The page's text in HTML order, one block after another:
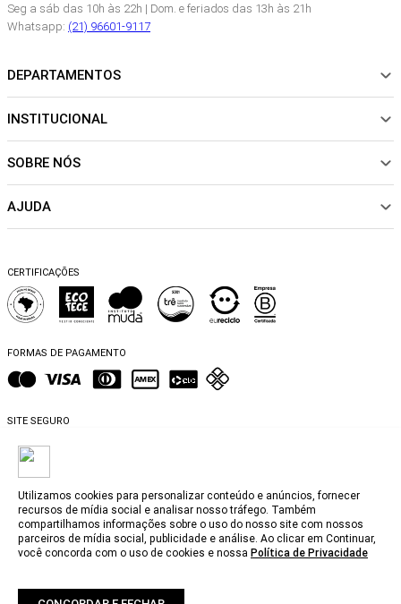
Utilizamos cookies para personalizar conteúdo e anúncios, fornecer
recursos de mídia social e analisar nosso tráfego. Também
compartilhamos informações sobre o uso do nosso site com nossos
parceiros de mídia social, publicidade e análise. Ao clicar em Continuar,
você concorda com o uso de cookies e nossa Política de Privacidade
Seg a sáb das 10h às 22h | Dom. e feriados das 13h às 21h
Whatsapp: (21) 96601-9117
DEPARTAMENTOS
NOVIDADES
CALÇADOS
SALE
INSTITUCIONAL
Sobre Nós
Sustentabilidade
Trocas e Devoluções
Perguntas Frequentes
Blog
SOBRE NÓS
Política de pagamento
AJUDA
Dicas de cuidados
Falar no WhatsApp
CERTIFICAÇÕES
FORMAS DE PAGAMENTO
SITE SEGURO
@2025, MyBasic.com.br.
CNPJ. 15.242.804/0001-74 Rua Groenlândia, 1446 - Jardim América, São Paulo -
vetada a sua reprodução, total ou parcial.